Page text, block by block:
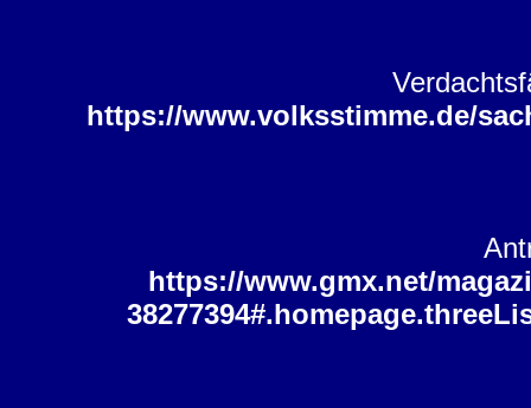
https://www.volksstimme.de/
https://www.gmx.net/